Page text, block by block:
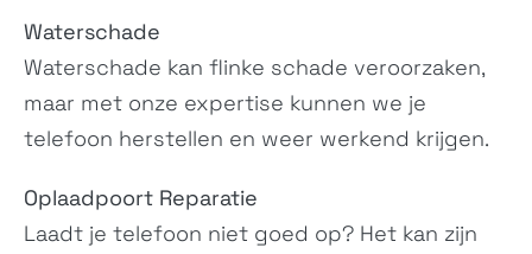
ROG Phone 5 Ultimate
ZS673KS, ZS673KS-
ZS673KS, ZS673KS-
Waterschade
Waterschade kan flinke schade veroorzaken,
maar met onze expertise kunnen we je
telefoon herstellen en weer werkend krijgen.
Oplaadpoort Reparatie
Laadt je telefoon niet goed op? Het kan zijn